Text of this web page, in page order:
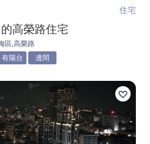
住宅
高榮路住宅
區,高榮路
有陽台 邊間